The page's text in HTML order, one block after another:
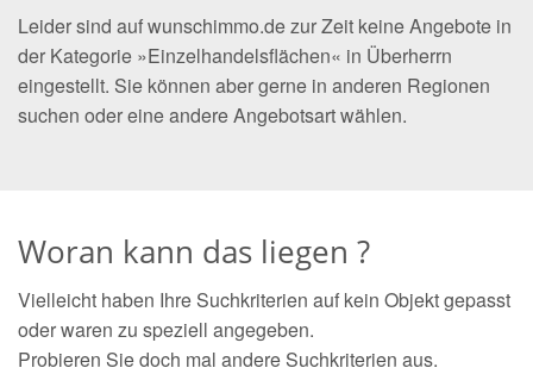
Leider sind auf wunschimmo.de zur Zeit keine Angebote in
der Kategorie »Einzelhandelsflächen« in Überherrn
eingestellt. Sie können aber gerne in anderen Regionen
suchen oder eine andere Angebotsart wählen.
Woran kann das liegen ?
Vielleicht haben Ihre Suchkriterien auf kein Objekt gepasst
oder waren zu speziell angegeben.
Probieren Sie doch mal andere Suchkriterien aus.